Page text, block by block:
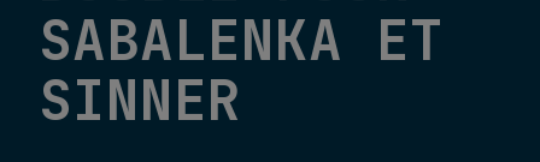
SABALENKA ET
SINNER